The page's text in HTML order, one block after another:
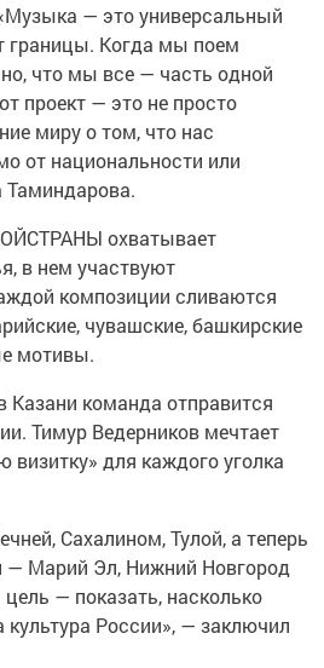
— это универсальный
границы. Когда мы поем
что мы все — часть одной
проект — это не просто
миру о том, что нас
от национальности или
Таминдарова.
охватывает
в нем участвуют
композиции сливаются
чувашские, башкирские
мотивы.
Казани команда отправится
Тимур Ведерников мечтает
для каждого уголка
Сахалином, Тулой, а теперь
— Марий Эл, Нижний Новгород
— показать, насколько
культура России», — заключил